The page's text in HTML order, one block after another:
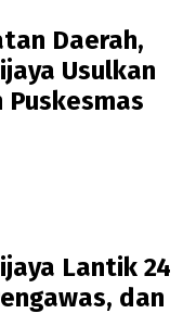
Daerah,
Usulkan
Puskesmas
Lantik 24
dan